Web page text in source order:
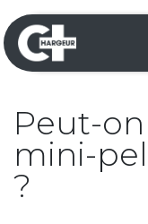
Se rendre au
Peut-
mini-
?